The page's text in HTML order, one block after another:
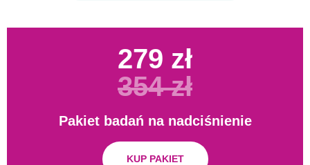
279 zł
354 zł
Pakiet badań na nadciśnienie
KUP PAKIET